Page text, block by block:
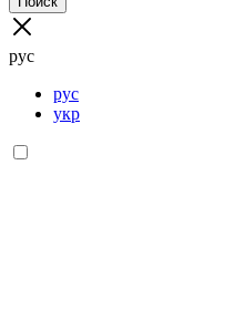
рус
рус
укр